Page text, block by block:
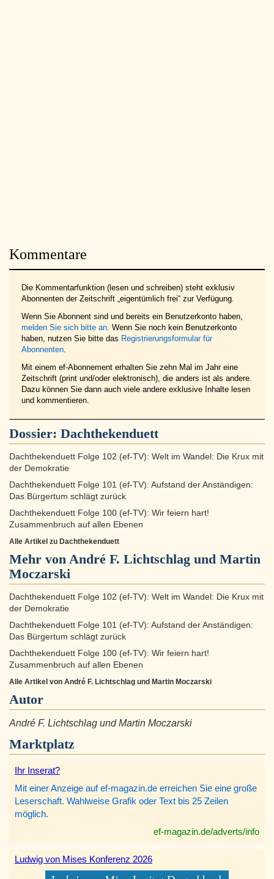
Kommentare
Die Kommentarfunktion (lesen und schreiben) steht exklusiv
Abonnenten der Zeitschrift „eigentümlich frei“ zur Verfügung.
Wenn Sie Abonnent sind und bereits ein Benutzerkonto haben,
melden Sie sich bitte an. Wenn Sie noch kein Benutzerkonto
haben, nutzen Sie bitte das Registrierungsformular für
Abonnenten.
Mit einem ef-Abonnement erhalten Sie zehn Mal im Jahr eine
Zeitschrift (print und/oder elektronisch), die anders ist als andere.
Dazu können Sie dann auch viele andere exklusive Inhalte lesen
und kommentieren.
Dossier: Dachthekenduett
Dachthekenduett Folge 102 (ef-TV): Welt im Wandel: Die Krux mit
der Demokratie
Dachthekenduett Folge 101 (ef-TV): Aufstand der Anständigen:
Das Bürgertum schlägt zurück
Dachthekenduett Folge 100 (ef-TV): Wir feiern hart!
Zusammenbruch auf allen Ebenen
Alle Artikel zu Dachthekenduett
Mehr von André F. Lichtschlag und Martin
Moczarski
Dachthekenduett Folge 102 (ef-TV): Welt im Wandel: Die Krux mit
der Demokratie
Dachthekenduett Folge 101 (ef-TV): Aufstand der Anständigen:
Das Bürgertum schlägt zurück
Dachthekenduett Folge 100 (ef-TV): Wir feiern hart!
Zusammenbruch auf allen Ebenen
Alle Artikel von André F. Lichtschlag und Martin Moczarski
Autor
André F. Lichtschlag und Martin Moczarski
Marktplatz
Ihr Inserat?
Mit einer Anzeige auf ef-magazin.de erreichen Sie eine große
Leserschaft. Wahlweise Grafik oder Text bis 25 Zeilen
möglich.
ef-magazin.de/adverts/info
Ludwig von Mises Konferenz 2026